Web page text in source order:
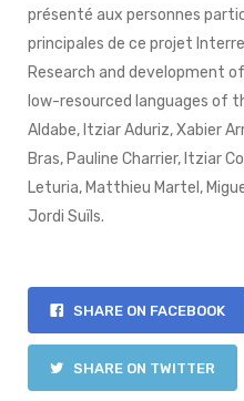
présenté aux personnes
principales de ce projet
Research and development
low-resourced languages of
Aldabe, Itziar Aduriz, Xabier
Bras, Pauline Charrier, Itziar
Leturia, Matthieu Martel,
Jordi Suïls.
SHARE ON FACEBOOK
SHARE ON TWITTER